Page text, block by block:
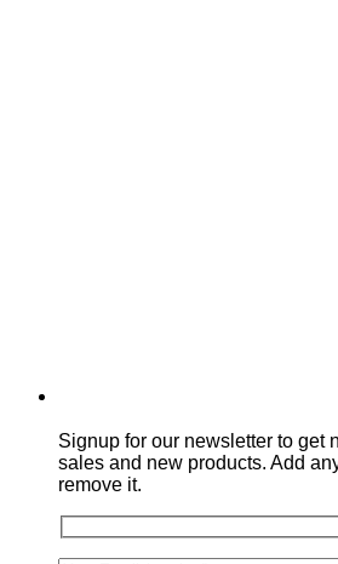
Signup for our newsletter to get
sales and new products. Add
remove it.